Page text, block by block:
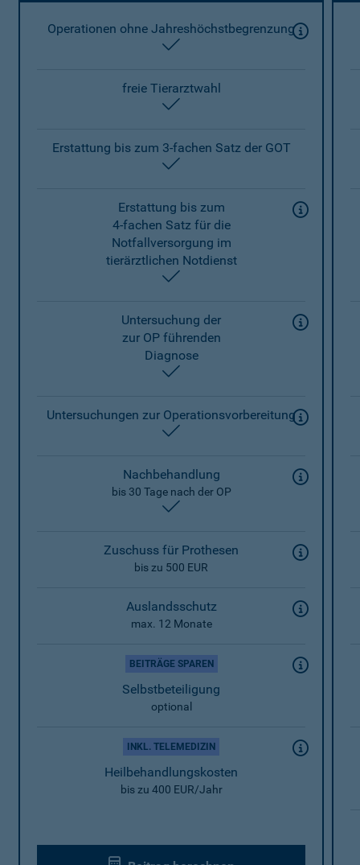
Operationen ohne Jahreshöchstbegrenzung
freie Tierarztwahl
Erstattung bis zum 3-fachen Satz der GOT
Erstattung bis zum
4-fachen Satz für die
Notfallversorgung im
tierärztlichen Notdienst
Untersuchung der
zur OP führenden
Diagnose
Untersuchungen zur Operationsvorbereitung
Nachbehandlung
bis 30 Tage nach der OP
Zuschuss für Prothesen
bis zu 500 EUR
Auslandsschutz
max. 12 Monate
BEITRÄGE SPAREN
Selbstbeteiligung
optional
INKL. TELEMEDIZIN
Heilbehandlungskosten
bis zu 400 EUR/Jahr